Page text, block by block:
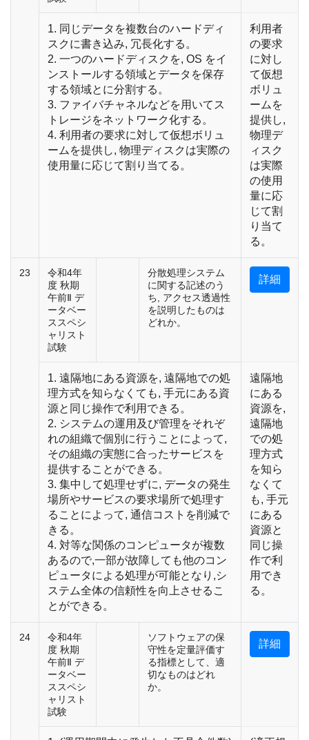
1. 同じデータを複数台のハードディ
スクに書き込み, 冗長化する。
2. 一つのハードディスクを, OS をイ
ンストールする領域とデータを保存
する領域とに分割する。
3. ファイバチャネルなどを用いてス
トレージをネットワーク化する。
4. 利用者の要求に対して仮想ボリュ
ームを提供し, 物理ディスクは実際の
使用量に応じて割り当てる。
利用者
の要求
に対し
て仮想
ボリュ
ームを
提供し,
物理デ
ィスク
は実際
の使用
量に応
じて割
り当て
る。
23
令和4年
度 秋期
午前Ⅱ デ
ータベー
ススペシ
ャリスト
試験
分散処理システム
に関する記述のう
ち, アクセス透過性
を説明したものは
どれか。
詳細
1. 遠隔地にある資源を, 遠隔地での処
理方式を知らなくても, 手元にある資
源と同じ操作で利用できる。
2. システムの運用及び管理をそれぞ
れの組織で個別に行うことによって,
その組織の実態に合ったサービスを
提供することができる。
3. 集中して処理せずに, データの発生
場所やサービスの要求場所で処理す
ることによって, 通信コストを削減で
きる。
4. 対等な関係のコンピュータが複数
あるので,一部が故障しても他のコン
ピュータによる処理が可能となり,シ
ステム全体の信頼性を向上させるこ
とができる。
遠隔地
にある
資源を,
遠隔地
での処
理方式
を知ら
なくて
も, 手元
にある
資源と
同じ操
作で利
用でき
る。
24
令和4年
度 秋期
午前Ⅱ デ
ータベー
ススペシ
ャリスト
試験
ソフトウェアの保
守性を定量評価す
る指標として、適
切なものはどれ
か。
詳細